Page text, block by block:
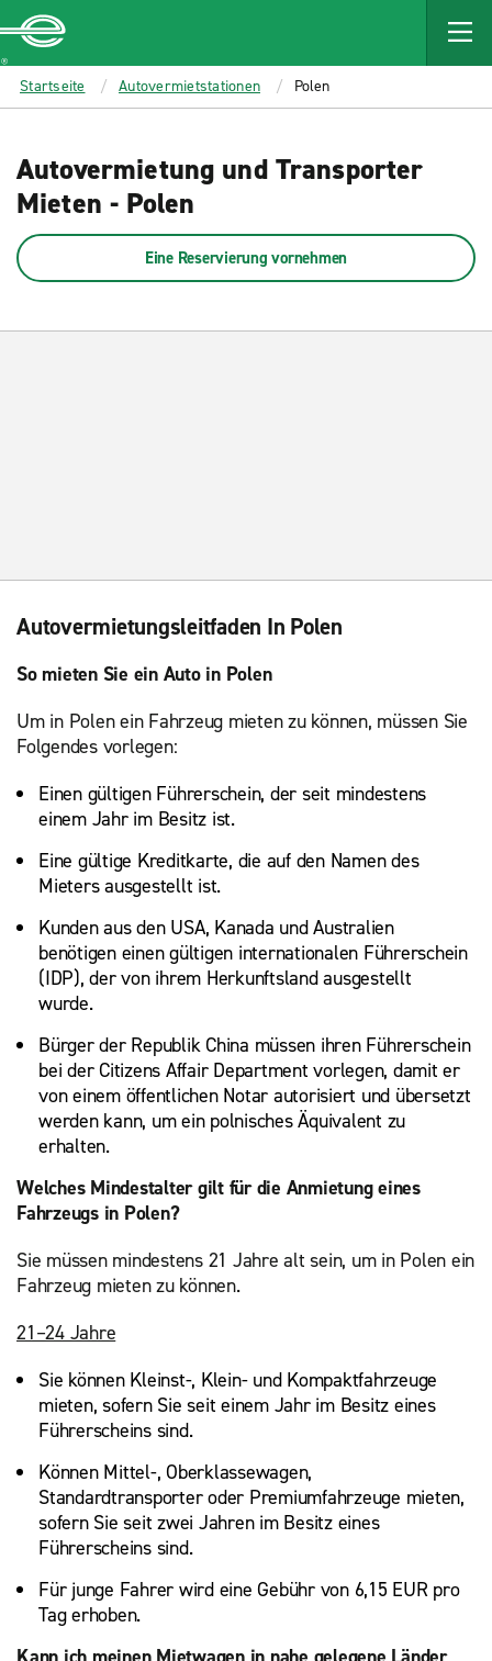
MAIN
CONTENT
Enterprise
Startseite Autovermietstationen Polen
Autovermietung und Transporter
Mieten - Polen
Eine Reservierung vornehmen
Autovermietungsleitfaden In Polen
So mieten Sie ein Auto in Polen
Um in Polen ein Fahrzeug mieten zu können, müssen Sie
Folgendes vorlegen:
Einen gültigen Führerschein, der seit mindestens
einem Jahr im Besitz ist.
Eine gültige Kreditkarte, die auf den Namen des
Mieters ausgestellt ist.
Kunden aus den USA, Kanada und Australien
benötigen einen gültigen internationalen Führerschein
(IDP), der von ihrem Herkunftsland ausgestellt
wurde.
Bürger der Republik China müssen ihren Führerschein
bei der Citizens Affair Department vorlegen, damit er
von einem öffentlichen Notar autorisiert und übersetzt
werden kann, um ein polnisches Äquivalent zu
erhalten.
Welches Mindestalter gilt für die Anmietung eines
Fahrzeugs in Polen?
Sie müssen mindestens 21 Jahre alt sein, um in Polen ein
Fahrzeug mieten zu können.
21–24 Jahre
Sie können Kleinst-, Klein- und Kompaktfahrzeuge
mieten, sofern Sie seit einem Jahr im Besitz eines
Führerscheins sind.
Können Mittel-, Oberklassewagen,
Standardtransporter oder Premiumfahrzeuge mieten,
sofern Sie seit zwei Jahren im Besitz eines
Führerscheins sind.
Für junge Fahrer wird eine Gebühr von 6,15 EUR pro
Tag erhoben.